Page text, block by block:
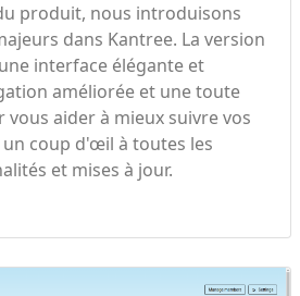
produit, nous introduisons
dans Kantree. La version
interface élégante et
améliorée et une toute
aider à mieux suivre vos
un coup d'œil à toutes les
et mises à jour.